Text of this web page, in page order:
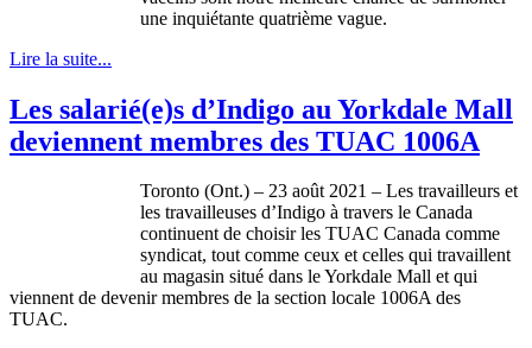
une inquiétante quatrième vague.
Lire la suite...
Les salarié(e)s d’Indigo au Yorkdale Mall
deviennent membres des TUAC 1006A
Toronto (Ont.) – 23 août 2021 – Les travailleurs et
les travailleuses d’Indigo à travers le Canada
continuent de choisir les TUAC Canada comme
syndicat, tout comme ceux et celles qui travaillent
au magasin situé dans le Yorkdale Mall et qui
viennent de devenir membres de la section locale 1006A des
TUAC.